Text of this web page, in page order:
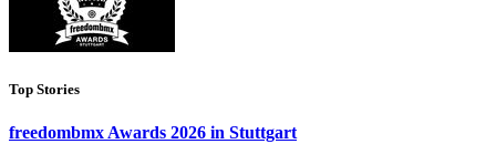
Top Stories
freedombmx Awards 2026 in Stuttgart